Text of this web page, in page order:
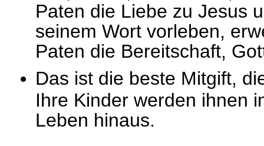
Paten die Liebe zu Jesus
seinem Wort vorleben,
Paten die Bereitschaft,
Das ist die beste Mitgift,
Ihre Kinder werden ihnen
Leben hinaus.